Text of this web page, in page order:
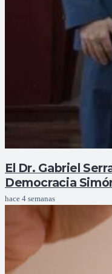
El Dr. Gabriel
Democracia
hace 4 semanas